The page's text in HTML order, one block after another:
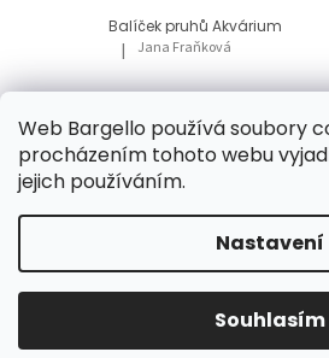
Web Bargello používá soubory
procházením tohoto webu
jejich používáním.
Nastavení
Souhlasím
Balíček pruhů Akvárium
Hodnocení produktu je 5 z
| Jana Fraňková
Balíček Lesní med
Hodnocení produktu je 5
| Tatiana Bacikova
Vytvořil
Bargello.